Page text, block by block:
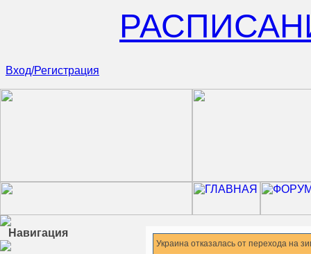
Вход/Регистрация
Навигация
Украина отказалась от перехода на